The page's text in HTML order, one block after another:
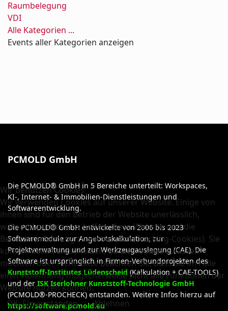
Raumbelegung
VDI
Alle Kategorien ...
Events aller Kategorien anzeigen
PCMOLD GmbH
Die PCMOLD® GmbH in 5 Bereiche unterteilt: Workspaces,
KI-, Internet- & Immobilien-Dienstleistungen und
Softwareentwicklung.
Die PCMOLD® GmbH entwickelte von 2006 bis 2023
Softwaremodule zur Angebotskalkulation, zur
Projektverwaltung und zur Werkzeugauslegung (CAE). Die
Software ist ursprünglich in Firmen-Verbundprojekten des
Kunststoff-Institutes Lüdenscheid (Kalkulation + CAE-TOOLS)
und der ISK Iserlohner Kunststoff-Technologie GmbH
(PCMOLD®-PROCHECK) entstanden. Weitere Infos hierzu auf
https://software.pcmold.eu
Wir benutzen Cookies
Wir verwenden Cookies auf unserer Website. Einige von
ihnen sind für den Betrieb der Website unerlässlich,
während andere uns helfen, diese Website und die
Benutzererfahrung zu verbessern (Tracking-Cookies). Sie
können selbst entscheiden, ob Sie Cookies zulassen
möchten oder nicht. Bitte beachten Sie, dass Sie im Falle
einer Ablehnung möglicherweise nicht alle Funktionen der
Website nutzen können.
OK: Einverstanden
Ablehnen